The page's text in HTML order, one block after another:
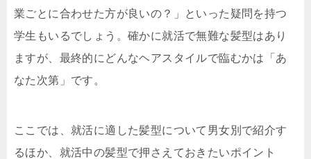
業ごとに合わせた方が良いの？」といった疑問を持つ
学生もいるでしょう。確かに就活で無難な髪型はあり
ますが、最終的にどんなヘアスタイルで臨むかは「あ
なた次第」です。
ここでは、就活に適した髪型について男女別で紹介す
るほか、就活中の髪型で押さえておきたいポイント